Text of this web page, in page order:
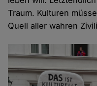
Traum. Kulturen
Quell aller wahren